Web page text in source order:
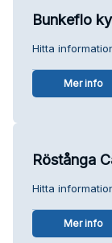
Bunkeflo
Hitta
Mer info
Röstånga
Hitta
Mer info